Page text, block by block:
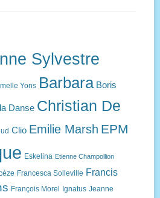
Sylvestre
Yons Barbara Boris
Danse Christian De
Clio Emilie Marsh EPM
Eskelina Etienne Champollion
Francesca Solleville Francis
François Morel Ignatus Jeanne